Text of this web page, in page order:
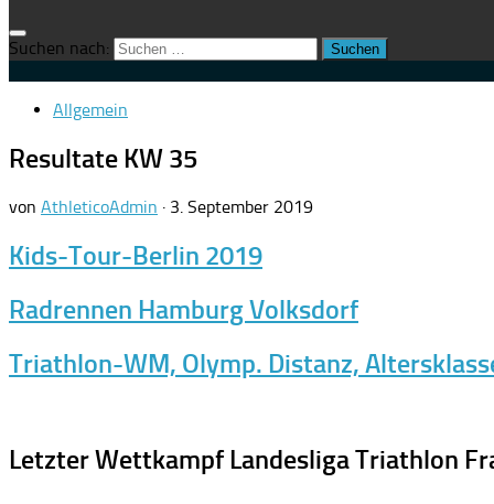
Suchen nach:
Allgemein
Resultate KW 35
von AthleticoAdmin · 3. September 2019
Kids-Tour-Berlin 2019
Radrennen Hamburg Volksdorf
Triathlon-WM, Olymp. Distanz,
Letzter Wettkampf Landesliga Triathlon